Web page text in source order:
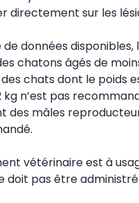
directement sur les
de données disponibles,
chatons âgés de
chats dont le poids
kg n’est pas
des mâles
vétérinaire est à
doit pas être